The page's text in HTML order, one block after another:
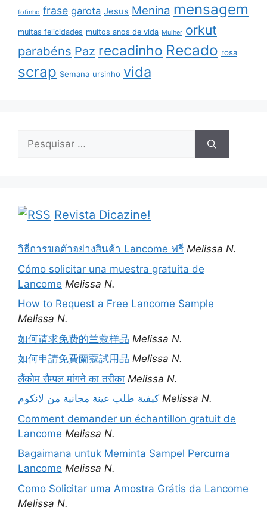
fofinho frase garota Jesus Menina mensagem
muitas felicidades muitos anos de vida Mulher orkut
parabéns Paz recadinho Recado rosa
scrap Semana ursinho vida
Pesquisar
Revista Dicazine!
วิธีการขอตัวอย่างสินค้า Lancome ฟรี Melissa N.
Cómo solicitar una muestra gratuita de
Lancome Melissa N.
How to Request a Free Lancome Sample
Melissa N.
如何请求免费的兰蔻样品 Melissa N.
如何申請免費蘭蔻試用品 Melissa N.
लैंकोम सैम्पल मांगने का तरीका Melissa N.
كيفية طلب عينة مجانية من لانكوم Melissa N.
Comment demander un échantillon gratuit de
Lancome Melissa N.
Bagaimana untuk Meminta Sampel Percuma
Lancome Melissa N.
Como Solicitar uma Amostra Grátis da Lancome
Melissa N.